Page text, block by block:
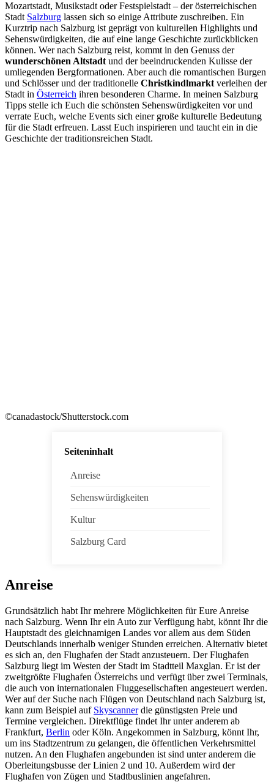
Mozartstadt, Musikstadt oder Festspielstadt – der österreichischen
Stadt Salzburg lassen sich so einige Attribute zuschreiben. Ein
Kurztrip nach Salzburg ist geprägt von kulturellen Highlights und
Sehenswürdigkeiten, die auf eine lange Geschichte zurückblicken
können. Wer nach Salzburg reist, kommt in den Genuss der
wunderschönen Altstadt und der beeindruckenden Kulisse der
umliegenden Bergformationen. Aber auch die romantischen Burgen
und Schlösser und der traditionelle Christkindlmarkt verleihen der
Stadt in Österreich ihren besonderen Charme. In meinen Salzburg
Tipps stelle ich Euch die schönsten Sehenswürdigkeiten vor und
verrate Euch, welche Events sich einer große kulturelle Bedeutung
für die Stadt erfreuen. Lasst Euch inspirieren und taucht ein in die
Geschichte der traditionsreichen Stadt.
©canadastock/Shutterstock.com
Seiteninhalt
Anreise
Sehenswürdigkeiten
Kultur
Salzburg Card
Anreise
Grundsätzlich habt Ihr mehrere Möglichkeiten für Eure Anreise
nach Salzburg. Wenn Ihr ein Auto zur Verfügung habt, könnt Ihr die
Hauptstadt des gleichnamigen Landes vor allem aus dem Süden
Deutschlands innerhalb weniger Stunden erreichen. Alternativ bietet
es sich an, den Flughafen der Stadt anzusteuern. Der Flughafen
Salzburg liegt im Westen der Stadt im Stadtteil Maxglan. Er ist der
zweitgrößte Flughafen Österreichs und verfügt über zwei Terminals,
die auch von internationalen Fluggesellschaften angesteuert werden.
Wer auf der Suche nach Flügen von Deutschland nach Salzburg ist,
kann zum Beispiel auf Skyscannerdie günstigsten Preie und
Termine vergleichen. Direktflüge findet Ihr unter anderem ab
Frankfurt, Berlin oder Köln. Angekommen in Salzburg, könnt Ihr,
um ins Stadtzentrum zu gelangen, die öffentlichen Verkehrsmittel
nutzen. An den Flughafen angebunden ist sind unter anderem die
Oberleitungsbusse der Linien 2 und 10. Außerdem wird der
Flughafen von Zügen und Stadtbuslinien angefahren.